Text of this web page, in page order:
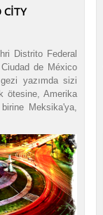
CITY
Distrito Federal
de México
yazımda sizi
ötesine, Amerika
Meksika'ya,